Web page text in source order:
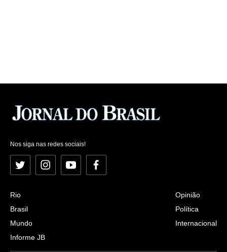
Nos siga nas redes sociais!
Twitter InstagramYouTubeFacebook
Rio
Brasil
Mundo
Informe JB
Opinião
Política
Internacional